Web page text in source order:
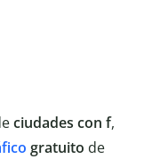
ciudades con f,
gratuito de